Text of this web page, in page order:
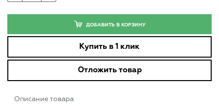
ДОБАВИТЬ В КОРЗИНУ
Купить в 1 клик
Отложить товар
Описание товара